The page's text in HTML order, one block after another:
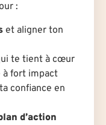
:
et aligner ton
te tient à cœur
à fort impact
confiance en
d’action